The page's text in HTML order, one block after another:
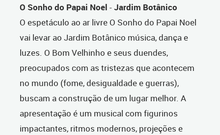
O Sonho do Papai Noel -Jardim Botânico
O espetáculo ao ar livre O Sonho do Papai Noel
vai levar ao Jardim Botânico música, dança e
luzes. O Bom Velhinho e seus duendes,
preocupados com as tristezas que acontecem
no mundo (fome, desigualdade e guerras),
buscam a construção de um lugar melhor. A
apresentação é um musical com figurinos
impactantes, ritmos modernos, projeções e